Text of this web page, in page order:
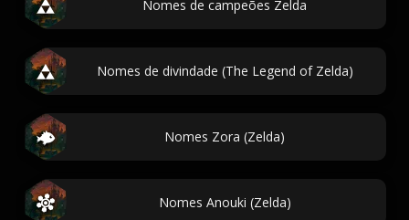
Nomes de campeões Zelda
Nomes de divindade (The Legend of Zelda)
Nomes Zora (Zelda)
Nomes Anouki (Zelda)